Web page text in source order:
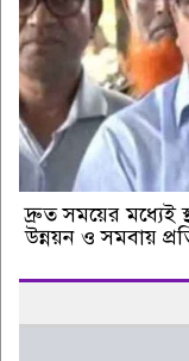
দ্রুত সময়ের মধ্যেই
উন্নয়ন ও সমবায়